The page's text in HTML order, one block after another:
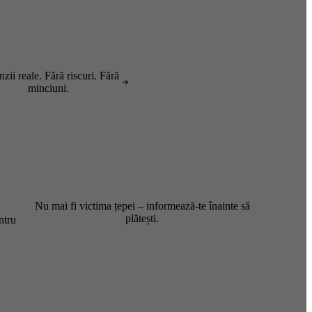
reale. Fără riscuri. Fără
minciuni.
Nu mai fi victima țepei – informează-te înainte să
plătești.